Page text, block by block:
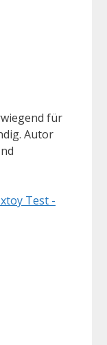
für
Autor
Test -